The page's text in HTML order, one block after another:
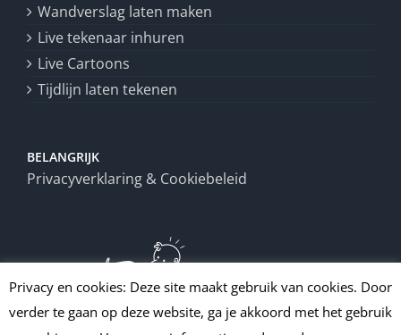
Wandverslag laten maken
Live tekenaar inhuren
Live Cartoons
Tijdlijn laten tekenen
BELANGRIJK
Privacyverklaring & Cookiebeleid
Privacy en cookies: Deze site maakt gebruik van cookies. Door
verder te gaan op deze website, ga je akkoord met het gebruik